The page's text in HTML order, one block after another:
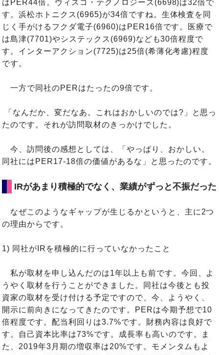
はPER44倍。ヴィスコ・テクノロジーズ(6698)は32倍で
す。浜松ホトニクス(6965)が34倍ですね。生体検査を同
じく手がけるフクダ電子(6960)はPER16倍です。医療で
は島津(7701)やシステックス(6969)なども30倍程度で
す。インターアクション(7725)は25倍(希薄化考慮)程度
です。
一方で同社のPERはたったの9倍です。
「なんだか、変だなあ。これはおかしいのでは?」と思っ
たのです。それが訪問取材のきっかけでした。
今、訪問後の感想としては、「やっぱり、おかしい。
同社にはPER17-18倍の価値があるな」と思ったのです。
IRがあまり積極的でなく、業績がずっと不振だった
なぜこのようなギャップが生じるかというと、主に2つ
の理由からです。
1) 同社がIRを積極的に行っていなかったこと
私が取材を申し込んだのは1年以上も前です。今回、よ
うやく取材を行うことができました。同社は今後とも投
資家の取材を受け付ける予定ですので、今、ようやく、
開示に前向きになってきたのです。PERは今期予想で10
倍程度です。配当利回りは3.7%です。財務内容は良好で
す。自己資本比率は73%です。成長率も高いのです。ま
た、2019年3月期の増収率は20%です。モメンタムもよ